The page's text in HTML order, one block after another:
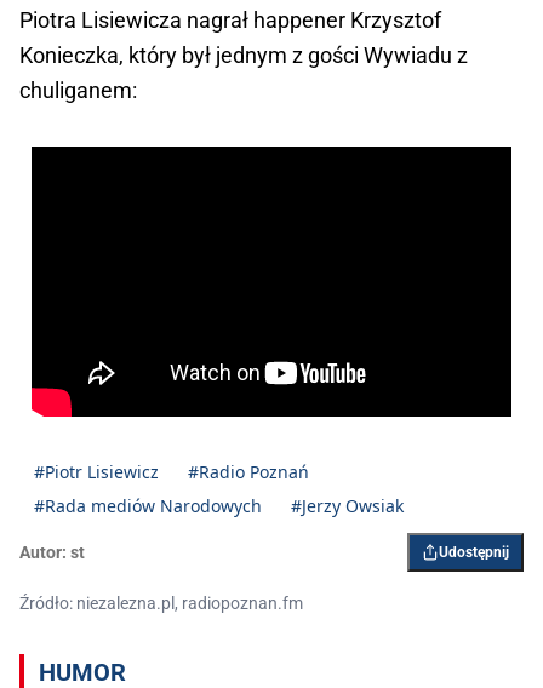
Piotra Lisiewicza nagrał happener Krzysztof
Konieczka, który był jednym z gości Wywiadu z
chuliganem:
#Piotr Lisiewicz
#Radio Poznań
#Rada mediów Narodowych
#Jerzy Owsiak
Autor: st Udostępnij
Źródło: niezalezna.pl, radiopoznan.fm
HUMOR